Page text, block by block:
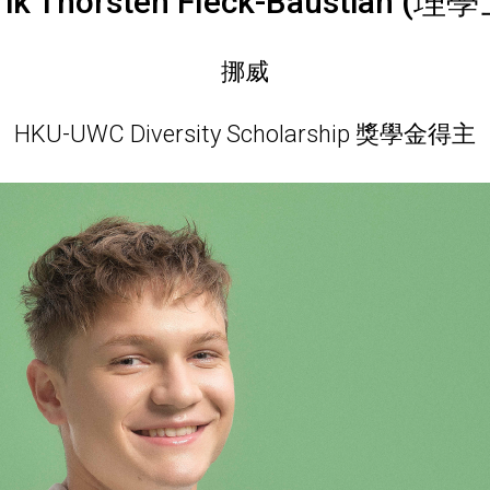
挪威
HKU-UWC Diversity Scholarship 獎學金得主